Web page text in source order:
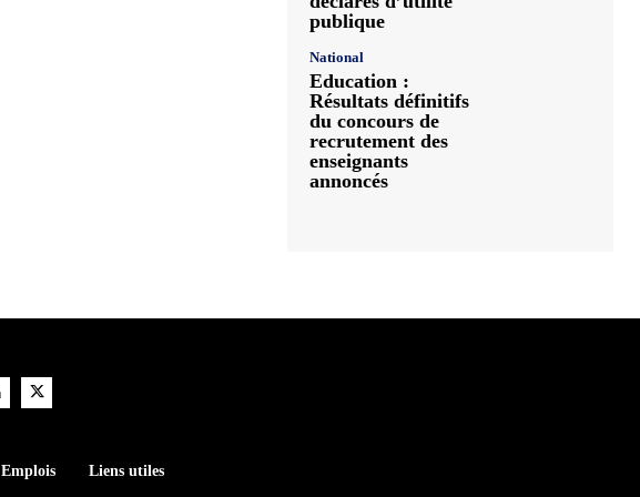
publique
National
Education :
Résultats définitifs
du concours de
recrutement des
enseignants
annoncés
Emplois Liens utiles